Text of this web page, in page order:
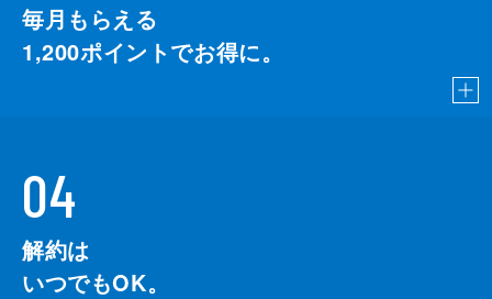
毎月もらえる
1,200ポイントでお得に。
04
解約は
いつでもOK。